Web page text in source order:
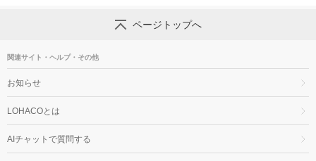
ページトップへ
関連サイト・ヘルプ・その他
お知らせ
LOHACOとは
AIチャットで質問する